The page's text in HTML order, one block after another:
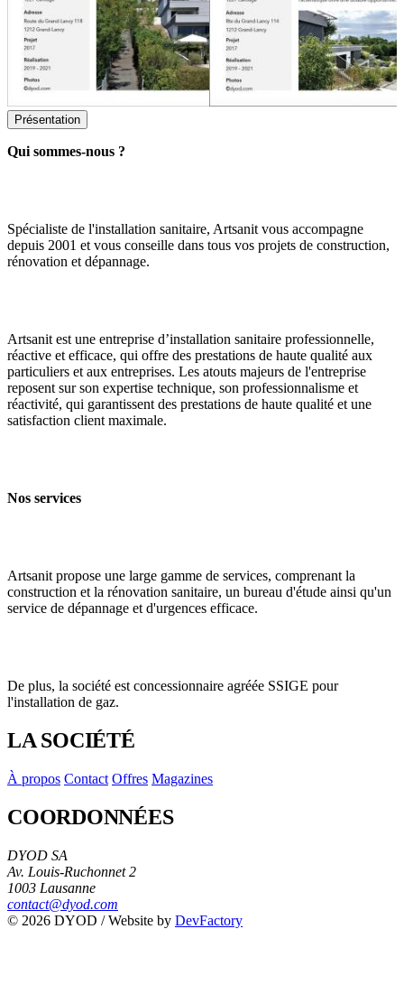
Présentation
Qui sommes-nous ?
Spécialiste de l'installation sanitaire, Artsanit vous accompagne
depuis 2001 et vous conseille dans tous vos projets de construction,
rénovation et dépannage.
Artsanit est une entreprise d’installation sanitaire professionnelle,
réactive et efficace, qui offre des prestations de haute qualité aux
particuliers et aux entreprises. Les atouts majeurs de l'entreprise
reposent sur son expertise technique, son professionnalisme et
réactivité, qui garantissent des prestations de haute qualité et une
satisfaction client maximale.
Nos services
Artsanit propose une large gamme de services, comprenant la
construction et la rénovation sanitaire, un bureau d'étude ainsi qu'un
service de dépannage et d'urgences efficace.
De plus, la société est concessionnaire agréée SSIGE pour
l'installation de gaz.
LA SOCIÉTÉ
À propos Contact Offres Magazines
COORDONNÉES
DYOD SA
Av. Louis-Ruchonnet 2
1003 Lausanne
contact@dyod.com
© 2026 DYOD / Website by DevFactory